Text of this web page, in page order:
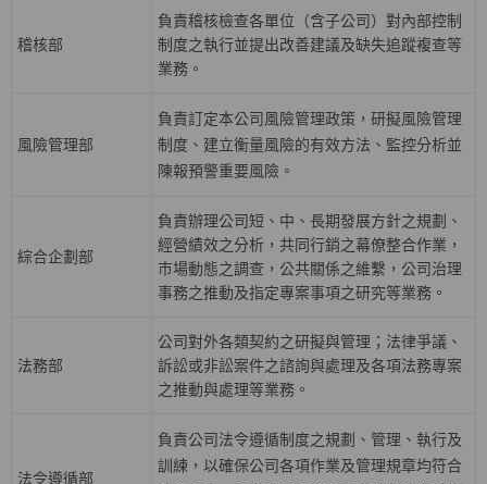
稽核部
負責稽核檢查各單位（含子公司）對內部控制
制度之執行並提出改善建議及缺失追蹤複查等
業務。
風險管理部
負責訂定本公司風險管理政策，研擬風險管理
制度、建立衡量風險的有效方法、監控分析並
陳報預警重要風險。
綜合企劃部
負責辦理公司短、中、長期發展方針之規劃、
經營績效之分析，共同行銷之幕僚整合作業，
巿場動態之調查，公共關係之維繫，公司治理
事務之推動及指定專案事項之研究等業務。
法務部
公司對外各類契約之研擬與管理；法律爭議、
訴訟或非訟案件之諮詢與處理及各項法務專案
之推動與處理等業務。
法令遵循部
負責公司法令遵循制度之規劃、管理、執行及
訓練，以確保公司各項作業及管理規章均符合